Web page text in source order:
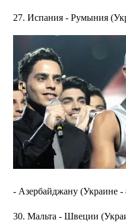
27. Испания - Румыния
- Азербайджану (Украине -
30. Мальта - Швеции